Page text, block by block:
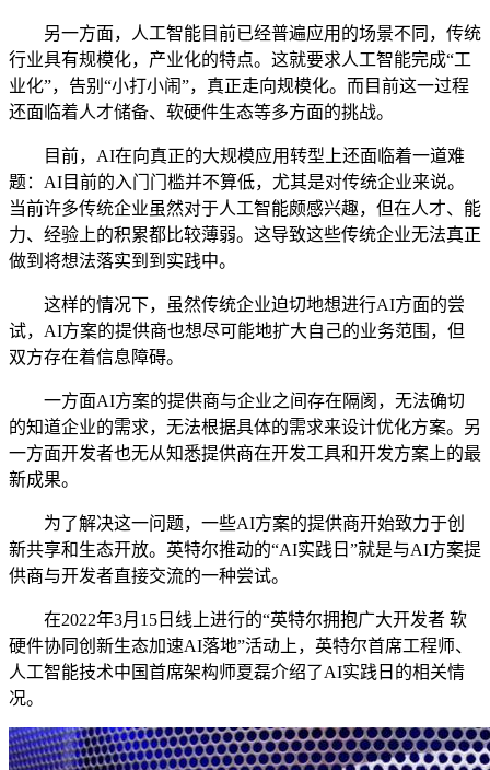
另一方面，人工智能目前已经普遍应用的场景不同，传统
行业具有规模化，产业化的特点。这就要求人工智能完成“工
业化”，告别“小打小闹”，真正走向规模化。而目前这一过程
还面临着人才储备、软硬件生态等多方面的挑战。
目前，AI在向真正的大规模应用转型上还面临着一道难
题：AI目前的入门门槛并不算低，尤其是对传统企业来说。
当前许多传统企业虽然对于人工智能颇感兴趣，但在人才、能
力、经验上的积累都比较薄弱。这导致这些传统企业无法真正
做到将想法落实到到实践中。
这样的情况下，虽然传统企业迫切地想进行AI方面的尝
试，AI方案的提供商也想尽可能地扩大自己的业务范围，但
双方存在着信息障碍。
一方面AI方案的提供商与企业之间存在隔阂，无法确切
的知道企业的需求，无法根据具体的需求来设计优化方案。另
一方面开发者也无从知悉提供商在开发工具和开发方案上的最
新成果。
为了解决这一问题，一些AI方案的提供商开始致力于创
新共享和生态开放。英特尔推动的“AI实践日”就是与AI方案提
供商与开发者直接交流的一种尝试。
在2022年3月15日线上进行的“英特尔拥抱广大开发者 软
硬件协同创新生态加速AI落地”活动上，英特尔首席工程师、
人工智能技术中国首席架构师夏磊介绍了AI实践日的相关情
况。